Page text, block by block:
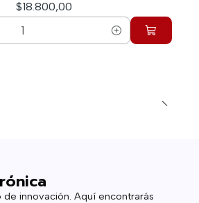
$18.800,00
innovación. Aquí encontrarás